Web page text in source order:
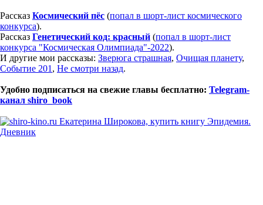
Рассказ Космический пёс (попал в шорт-лист космического
конкурса).
Рассказ Генетический код: красный (попал в шорт-лист
конкурса "Космическая Олимпиада"-2022).
И другие мои рассказы: Зверюга страшная, Очищая планету,
Событие 201 , Не смотри назад.
Удобно подписаться на свежие главы бесплатно: Telegram-
канал shiro_book